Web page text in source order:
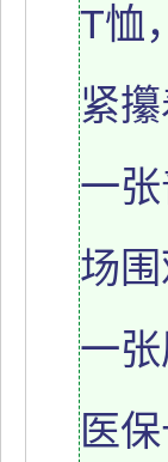
T恤
紧
一
场
一
医